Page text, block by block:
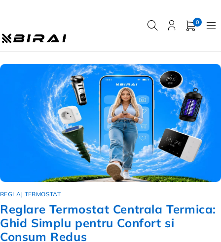
0
REGLAJ TERMOSTAT
Reglare Termostat Centrala Termica:
Ghid Simplu pentru Confort si
Consum Redus